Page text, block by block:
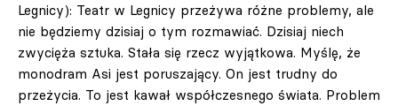
Legnicy): Teatr w Legnicy przeżywa różne problemy, ale
nie będziemy dzisiaj o tym rozmawiać. Dzisiaj niech
zwycięża sztuka. Stała się rzecz wyjątkowa. Myślę, że
monodram Asi jest poruszający. On jest trudny do
przeżycia. To jest kawał współczesnego świata. Problem